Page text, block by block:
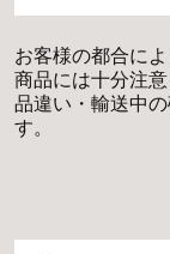
お客様の都合に
商品には十分注
品違い・輸送中
す。